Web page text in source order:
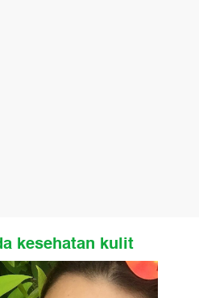
kesehatan kulit